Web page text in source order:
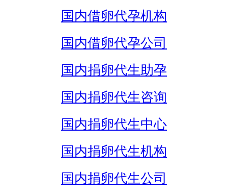
国内借卵代孕机构
国内借卵代孕公司
国内捐卵代生助孕
国内捐卵代生咨询
国内捐卵代生中心
国内捐卵代生机构
国内捐卵代生公司